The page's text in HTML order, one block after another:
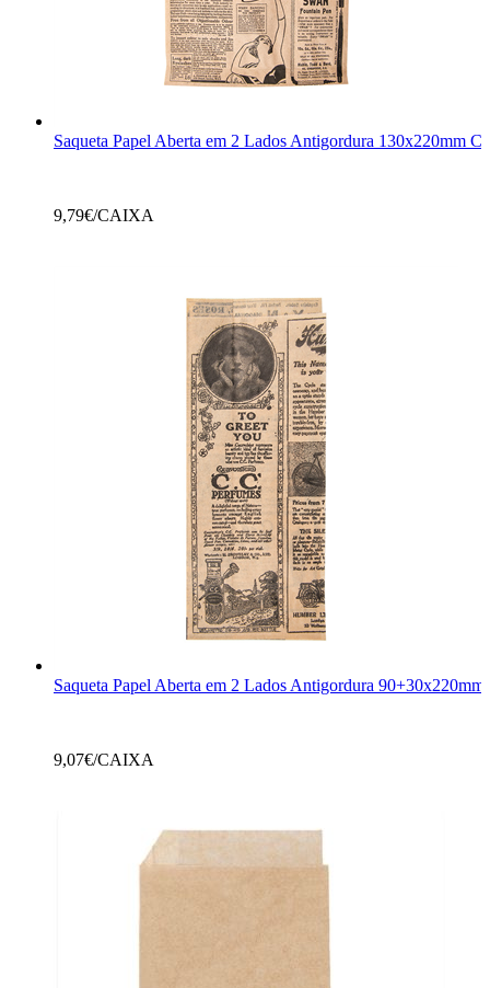
Saqueta Papel Aberta em 2 Lados Antigordura 130x220mm
9,79€/CAIXA
Saqueta Papel Aberta em 2 Lados Antigordura
9,07€/CAIXA